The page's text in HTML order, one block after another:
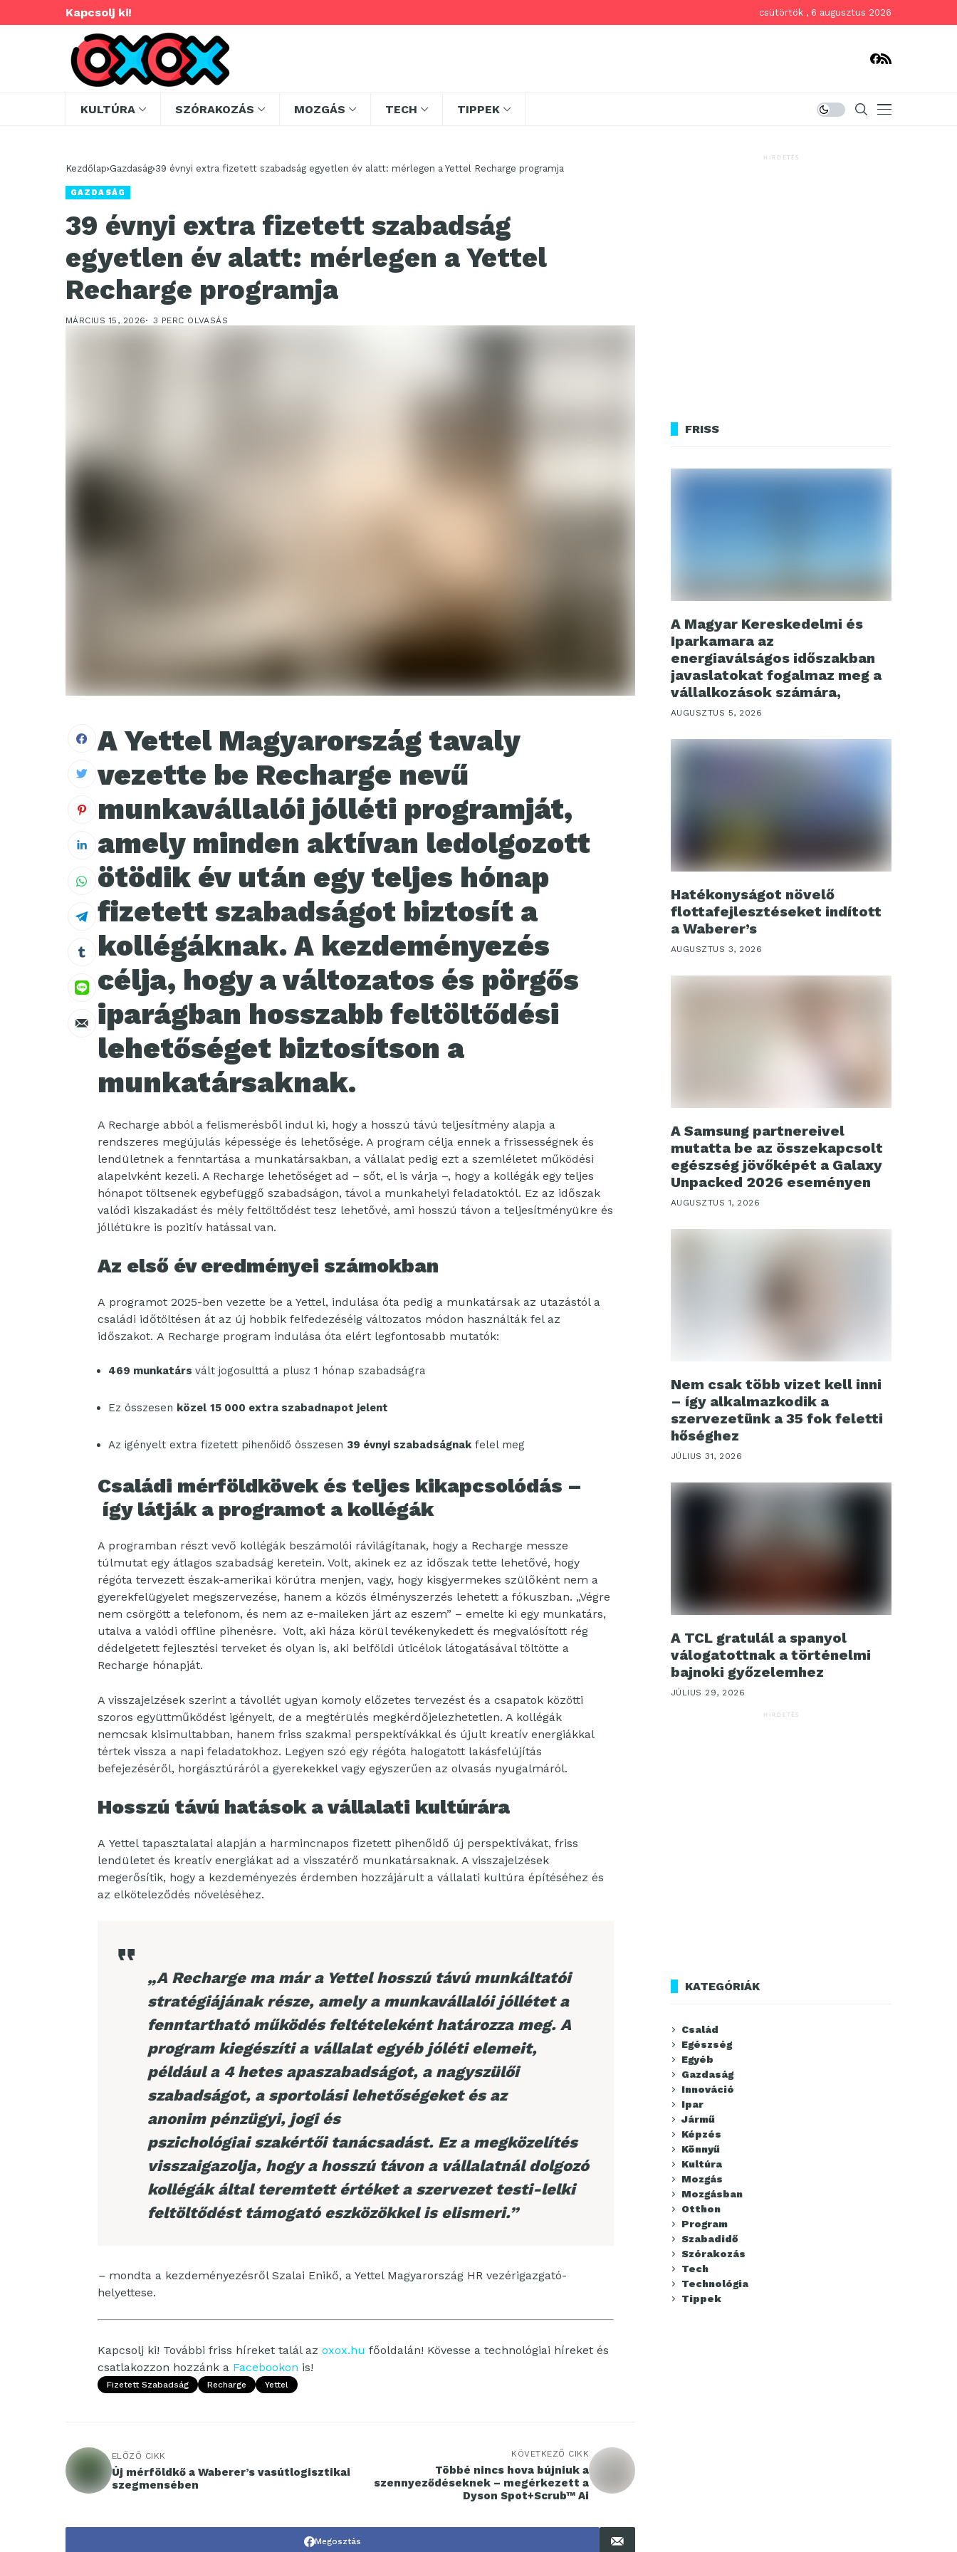
Kapcsolj ki! csütörtök , 6 augusztus 2026
KULTÚRA SZÓRAKOZÁS MOZGÁS TECH TIPPEK
Kezdőlap Gazdaság 39 évnyi extra fizetett szabadság egyetlen év alatt: mérlegen a Yettel Recharge programja
GAZDASÁG
39 évnyi extra fizetett szabadság
egyetlen év alatt: mérlegen a Yettel
Recharge programja
MÁRCIUS 15, 2026 3 PERC OLVASÁS
A Yettel Magyarország tavaly
vezette be Recharge nevű
munkavállalói jólléti programját,
amely minden aktívan ledolgozott
ötödik év után egy teljes hónap
fizetett szabadságot biztosít a
kollégáknak. A kezdeményezés
célja, hogy a változatos és pörgős
iparágban hosszabb feltöltődési
lehetőséget biztosítson a
munkatársaknak.
A Recharge abból a felismerésből indul ki, hogy a hosszú távú teljesítmény alapja a
rendszeres megújulás képessége és lehetősége. A program célja ennek a frissességnek és
lendületnek a fenntartása a munkatársakban, a vállalat pedig ezt a szemléletet működési
alapelvként kezeli. A Recharge lehetőséget ad – sőt, el is várja –, hogy a kollégák egy teljes
hónapot töltsenek egybefüggő szabadságon, távol a munkahelyi feladatoktól. Ez az időszak
valódi kiszakadást és mély feltöltődést tesz lehetővé, ami hosszú távon a teljesítményükre és
jóllétükre is pozitív hatással van.
Az első év eredményei számokban
A programot 2025-ben vezette be a Yettel, indulása óta pedig a munkatársak az utazástól a
családi időtöltésen át az új hobbik felfedezéséig változatos módon használták fel az
időszakot. A Recharge program indulása óta elért legfontosabb mutatók:
469 munkatárs vált jogosulttá a plusz 1 hónap szabadságra
Ez összesen közel 15 000 extra szabadnapot jelent
Az igényelt extra fizetett pihenőidő összesen 39 évnyi szabadságnakfelel meg
Családi mérföldkövek és teljes kikapcsolódás –
így látják a programot a kollégák
A programban részt vevő kollégák beszámolói rávilágítanak, hogy a Recharge messze
túlmutat egy átlagos szabadság keretein. Volt, akinek ez az időszak tette lehetővé, hogy
régóta tervezett észak-amerikai körútra menjen, vagy, hogy kisgyermekes szülőként nem a
gyerekfelügyelet megszervezése, hanem a közös élményszerzés lehetett a fókuszban. „Végre
nem csörgött a telefonom, és nem az e-maileken járt az eszem” – emelte ki egy munkatárs,
utalva a valódi offline pihenésre. Volt, aki háza körül tevékenykedett és megvalósított rég
dédelgetett fejlesztési terveket és olyan is, aki belföldi úticélok látogatásával töltötte a
Recharge hónapját.
A visszajelzések szerint a távollét ugyan komoly előzetes tervezést és a csapatok közötti
szoros együttműködést igényelt, de a megtérülés megkérdőjelezhetetlen. A kollégák
nemcsak kisimultabban, hanem friss szakmai perspektívákkal és újult kreatív energiákkal
tértek vissza a napi feladatokhoz. Legyen szó egy régóta halogatott lakásfelújítás
befejezéséről, horgásztúráról a gyerekekkel vagy egyszerűen az olvasás nyugalmáról.
Hosszú távú hatások a vállalati kultúrára
A Yettel tapasztalatai alapján a harmincnapos fizetett pihenőidő új perspektívákat, friss
lendületet és kreatív energiákat ad a visszatérő munkatársaknak. A visszajelzések
megerősítik, hogy a kezdeményezés érdemben hozzájárult a vállalati kultúra építéséhez és
az elköteleződés növeléséhez.
„A Recharge ma már a Yettel hosszú távú munkáltatói
stratégiájának része, amely a munkavállalói jóllétet a
fenntartható működés feltételeként határozza meg. A
program kiegészíti a vállalat egyéb jóléti elemeit,
például a 4 hetes apaszabadságot, a nagyszülői
szabadságot, a sportolási lehetőségeket és az
anonim pénzügyi, jogi és
pszichológiai szakértői tanácsadást. Ez a megközelítés
visszaigazolja, hogy a hosszú távon a vállalatnál dolgozó
kollégák által teremtett értéket a szervezet testi-lelki
feltöltődést támogató eszközökkel is elismeri.”
– mondta a kezdeményezésről Szalai Enikő, a Yettel Magyarország HR vezérigazgató-
helyettese.
Kapcsolj ki! További friss híreket talál az oxox.hu főoldalán! Kövesse a technológiai híreket és
csatlakozzon hozzánk a Facebookon is!
Fizetett Szabadság Recharge Yettel
ELŐZŐ CIKK
Új mérföldkő a Waberer’s vasútlogisztikai
szegmensében
KÖVETKEZŐ CIKK
Többé nincs hova bújniuk a
szennyeződéseknek – megérkezett a
Dyson Spot+Scrub™ Ai
Megosztás
HIRDETÉS
FRISS
A Magyar Kereskedelmi és
Iparkamara az
energiaválságos időszakban
javaslatokat fogalmaz meg a
vállalkozások számára,
AUGUSZTUS 5, 2026
Hatékonyságot növelő
flottafejlesztéseket indított
a Waberer’s
AUGUSZTUS 3, 2026
A Samsung partnereivel
mutatta be az összekapcsolt
egészség jövőképét a Galaxy
Unpacked 2026 eseményen
AUGUSZTUS 1, 2026
Nem csak több vizet kell inni
– így alkalmazkodik a
szervezetünk a 35 fok feletti
hőséghez
JÚLIUS 31, 2026
A TCL gratulál a spanyol
válogatottnak a történelmi
bajnoki győzelemhez
JÚLIUS 29, 2026
HIRDETÉS
KATEGÓRIÁK
Család
Egészség
Egyéb
Gazdaság
Innováció
Ipar
Jármű
Képzés
Könnyű
Kultúra
Mozgás
Mozgásban
Otthon
Program
Szabadidő
Szórakozás
Tech
Technológia
Tippek